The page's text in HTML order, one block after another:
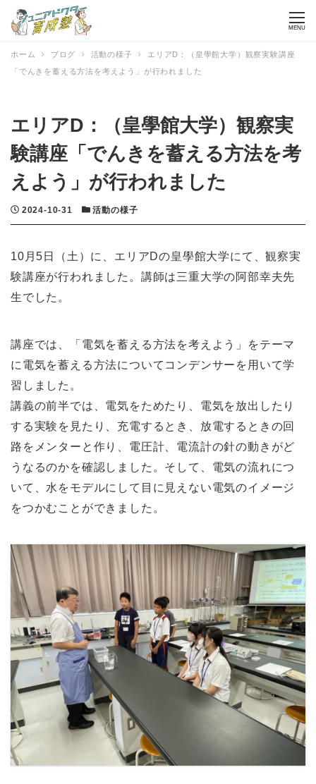
MENU
ホーム ブログ 活動の様子
エリアD：（皇學館大学）観察実験講座
「でんきを蓄える方法を考えよう」が行われました
エリアD：（皇學館大学）観察実
験講座「でんきを蓄える方法を考
えよう」が行われました
投稿日
2024-10-31 カテゴリー
活動の様子
10月5日（土）に、エリアDの皇學館大学にて、観察実
験講座が行われました。講師は三重大学の阿部幸夫先
生でした。
講座では、「電気を蓄える方法を考えよう」をテーマ
に電気を蓄える方法についてコンデンサーを用いて学
習しました。
講義の前半では、電気をためたり、電気を放出したり
する実験を見たり、充電するとき、放電するときの回
路をメンターと作り、電圧計、電流計の針の動きがど
うなるのかを確認しました。そして、電気の流れにつ
いて、水をモデルにして目に見えない電気のイメージ
をつかむことができました。